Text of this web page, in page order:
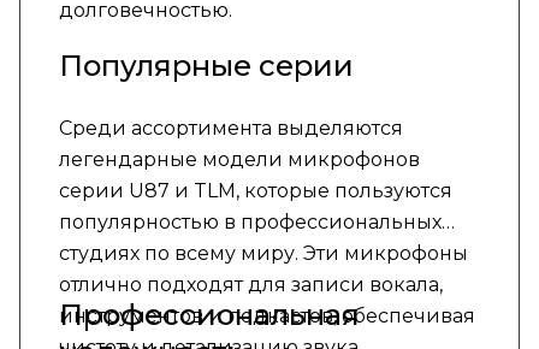
долговечностью.
Популярные серии
Среди ассортимента выделяются
легендарные модели микрофонов
серии U87 и TLM, которые пользуются
популярностью в профессиональных
студиях по всему миру. Эти микрофоны
отлично подходят для записи вокала,
инструментов и подкастов, обеспечивая
Профессиональная